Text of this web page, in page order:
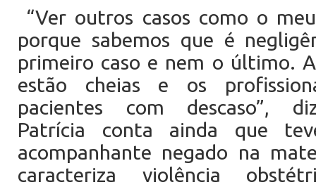
“Ver outros casos como o
porque sabemos que é
primeiro caso e nem o último.
estão cheias e os
pacientes com descaso”,
Patrícia conta ainda que
acompanhante negado na
caracteriza violência